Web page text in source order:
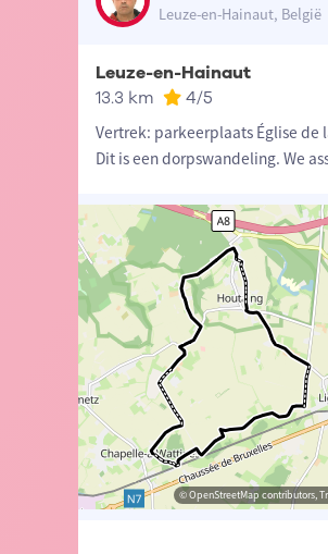
Leuze-en-Hainaut, België
Leuze-en-Hainaut
13.3 km 4/5
Vertrek: parkeerplaats Église de
Dit is een dorpswandeling. We
© OpenStreetMap contributors,